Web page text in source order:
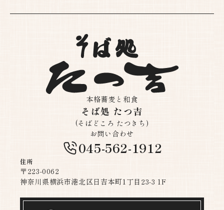
本格蕎麦と和食
そば処 たつ吉
(そばどころ たつきち)
お問い合わせ
045-562-1912
住所
〒223-0062
神奈川県横浜市港北区日吉本町1丁目23-3 1F